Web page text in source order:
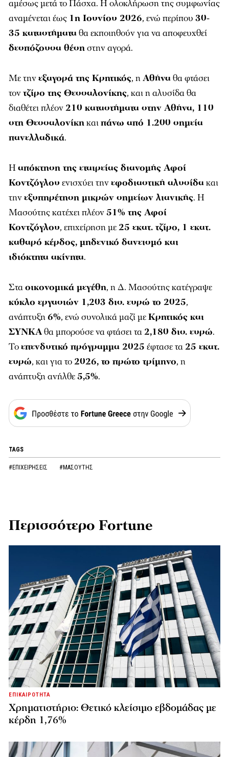
αμέσως μετά το Πάσχα. Η ολοκλήρωση της συμφωνίας
αναμένεται έως 1η Ιουνίου 2026, ενώ περίπου 30-
35 καταστήματαθα εκποιηθούν για να αποφευχθεί
δεσπόζουσα θέσηστην αγορά.
Με τηνεξαγορά της Κρητικός, ηΑθήναθα φτάσει
τοντζίρο της Θεσσαλονίκης, και η αλυσίδα θα
διαθέτει πλέον210 καταστήματα στην Αθήνα, 110
στη Θεσσαλονίκηκαιπάνω από 1.200 σημεία
πανελλαδικά.
Ηαπόκτηση της εταιρείας διανομής Αφοί
Κοντζόγλου ενισχύει τηνεφοδιαστική αλυσίδακαι
τηνεξυπηρέτηση μικρών σημείων λιανικής. Η
Μασούτης κατέχει πλέον51% της Αφοί
Κοντζόγλου, επιχείρηση με25 εκατ. τζίρο, 1 εκατ.
καθαρό κέρδος, μηδενικό δανεισμό και
ιδιόκτητα ακίνητα.
Σταοικονομικά μεγέθη, η Δ. Μασούτης κατέγραψε
κύκλο εργασιών 1,203 δισ. ευρώ το 2025,
ανάπτυξη6%, ενώ συνολικά μαζί μεΚρητικός και
ΣΥΝΚΑθα μπορούσε να φτάσει τα2,180 δισ. ευρώ.
Τοεπενδυτικό πρόγραμμα 2025 έφτασε τα25 εκατ.
ευρώ, και για το2026, το πρώτο τρίμηνο, η
ανάπτυξη ανήλθε5,5%.
TAGS
#ΕΠΙΧΕΙΡΗΣΕΙΣ #ΜΑΣΟΥΤΗΣ
Περισσότερο Fortune
ΕΠΙΚΑΙΡΟΤΗΤΑ
Χρηματιστήριο: Θετικό κλείσιμο εβδομάδας με
κέρδη 1,76%